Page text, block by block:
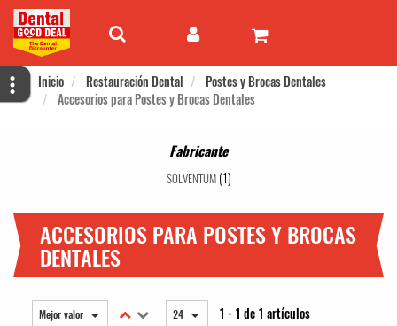
Inicio Restauración Dental
Postes y Brocas Dentales
Accesorios para Postes y Brocas Dentales
Fabricante
SOLVENTUM(1)
ACCESORIOS PARA POSTES Y BROCAS
DENTALES
Mejor valor 24 1 - 1 de 1 artículos